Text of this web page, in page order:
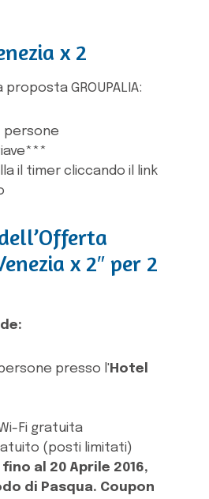
x 2
GROUPALIA:
persone
il timer cliccando il link
x 2″ per 2
presso l'Hotel
Fi gratuita
(posti limitati)
al 20 Aprile 2016,
di Pasqua. Coupon